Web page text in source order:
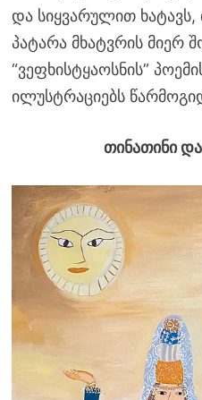
და სიყვარულით ხატავს,
პატარა მხატვრის მიერ
“ვეფხისტყაოსნის”
ილუსტრაციებს
თინათინი